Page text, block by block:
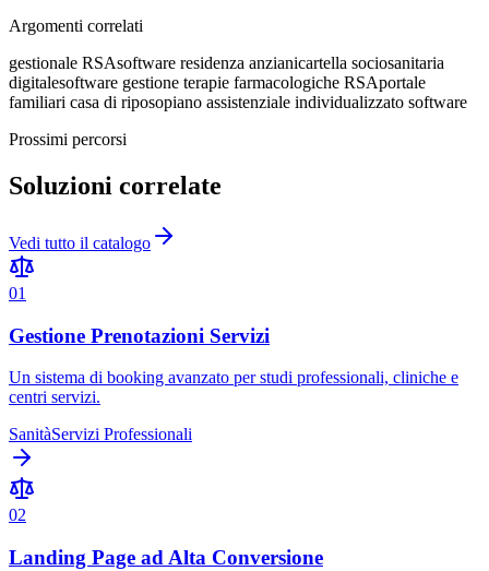
Argomenti correlati
gestionale RSAsoftware residenza anzianicartella sociosanitaria
digitalesoftware gestione terapie farmacologiche RSAportale
familiari casa di riposopiano assistenziale individualizzato software
Prossimi percorsi
Soluzioni correlate
Vedi tutto il catalogo
01
Gestione Prenotazioni Servizi
Un sistema di booking avanzato per studi professionali, cliniche e
centri servizi.
SanitàServizi Professionali
02
Landing Page ad Alta Conversione